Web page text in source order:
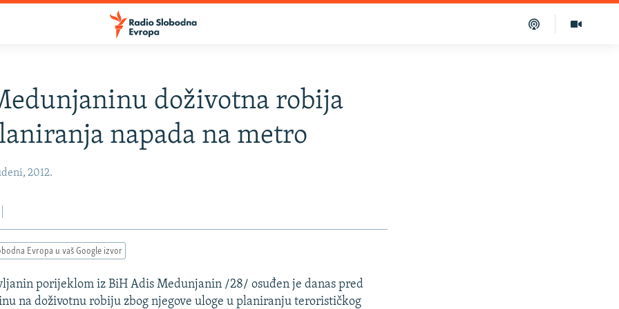
doživotna robija
napada na metro
2012.
Evropa u vaš Google izvor
porijeklom iz BiH Adis Medunjanin /28/ osuđen je danas pred
na doživotnu robiju zbog njegove uloge u planiranju terorističkog